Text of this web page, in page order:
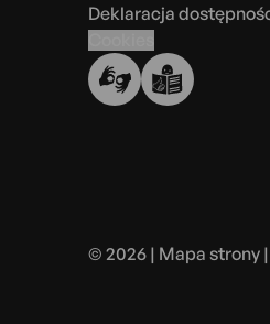
Deklaracja
© 2026 | Mapa strony |